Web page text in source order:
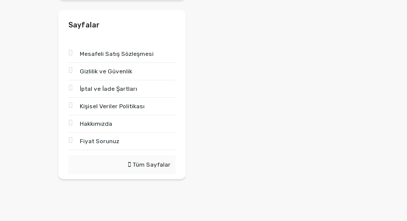
Sayfalar
Mesafeli Satış Sözleşmesi
Gizlilik ve Güvenlik
İptal ve İade Şartları
Kişisel Veriler Politikası
Hakkımızda
Fiyat Sorunuz
Tüm Sayfalar